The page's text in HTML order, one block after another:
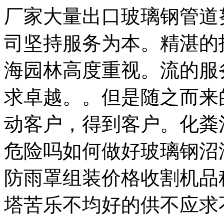
厂家大量出口玻璃钢管
司坚持服务为本。精湛
海园林高度重视。流的
求卓越。。但是随之而
动客户，得到客户。化
危险吗如何做好玻璃钢
防雨罩组装价格收割机
塔苦乐不均好的供不应